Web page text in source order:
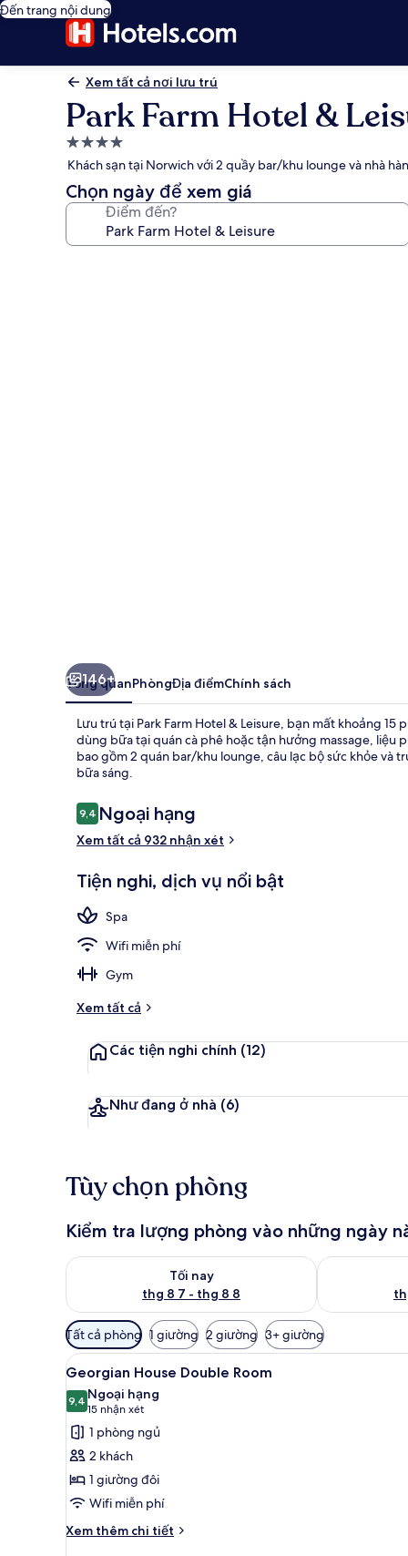
Đến trang nội dung
Xem tất cả nơi lưu trú
Park Farm Hotel &
Nơi
lưu
trú
4.0
Khách sạn tại Norwich với 2 quầy bar/khu lounge và nhà
Chọn ngày để xem giá
Điểm đến?
146+
Tổng quanPhòngĐịa điểmChính sách
Lưu trú tại Park Farm Hotel & Leisure, bạn mất khoảng
dùng bữa tại quán cà phê hoặc tận hưởng massage, liệu
bao gồm 2 quán bar/khu lounge, câu lạc bộ sức khỏe và
bữa sáng.
Nhận
xét
9,49,4 trên 10,
Ngoại hạng
Xem tất cả 932 nhận xét
Tiện nghi, dịch vụ nổi bật
Spa
Wifi miễn phí
Gym
Xem tất cả
Các tiện nghi chính (12)
Như đang ở nhà (6)
Tùy chọn phòng
Kiểm tra lượng phòng vào những ngày
Tối nay
thg 8 7 - thg 8 8
Kiểm tra lượng phòng tối nay từ thg 8 7 - thg 8 8
Kiểm tra
Bộ
lọc
có
thể
dùng
để
lọc
tìm
phòng
Tất cả phòng 1 giường 2 giường 3+ giường
Xem
tất
cả
ảnh
Georgian
House
Double
Room
Georgian House Double
7
Georgian House Double Room
9,49,4 trên 10
Ngoại hạng
15 nhận xét
(15
nhận
xét)
1 phòng ngủ
2 khách
1 giường đôi
Wifi miễn phí
Xem thêm chi tiết
Chi